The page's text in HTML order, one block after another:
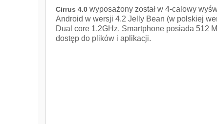
Cirrus 4.0 wyposażony został w 4-calowy
Android w wersji 4.2 Jelly Bean (w polskiej
Dual core 1,2GHz. Smartphone posiada 512
dostęp do plików i aplikacji.